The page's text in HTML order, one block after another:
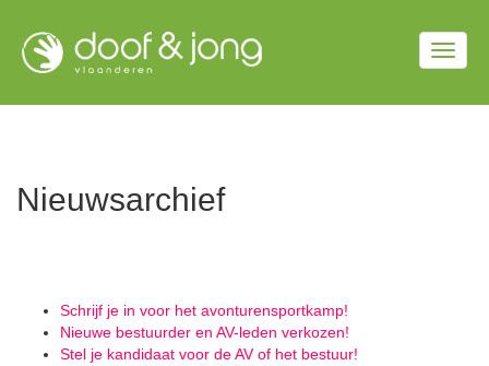
naar
Nieuwsarchief
Schrijf je in voor het avonturensportkamp!
Nieuwe bestuurder en AV-leden verkozen!
Stel je kandidaat voor de AV of het bestuur!